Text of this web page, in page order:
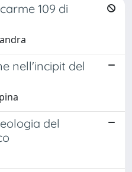
109 di
nell'incipit del
del